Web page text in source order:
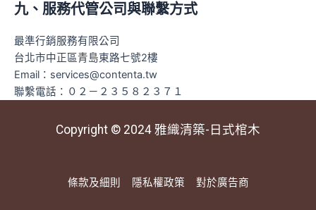
九、服務代管公司與聯繫方式
最準行銷服務有限公司
台北市中正區青島東路七號2樓
Email：services@contenta.tw
聯繫電話：０２－２３５８２３７１
Copyright © 2024 雅織清築-日式棺木
條款及細則 隱私權政策 對於廣告商